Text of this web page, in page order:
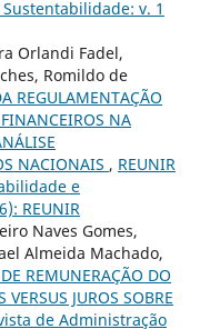
v. 1
Orlandi Fadel,
Romildo de
REGULAMENTAÇÃO
NA
NACIONAIS , REUNIR
e
REUNIR
Naves Gomes,
Almeida Machado,
REMUNERAÇÃO DO
JUROS SOBRE
de Administração